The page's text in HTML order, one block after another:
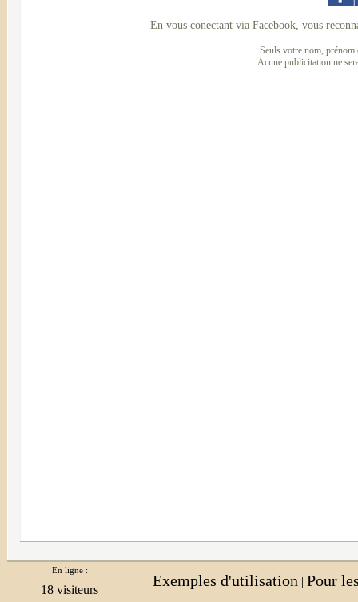
En vous conectant via Facebook, vous
Seuls votre nom, prénom
Acune publicitation ne
En ligne :
Exemples d'utilisation | Pour